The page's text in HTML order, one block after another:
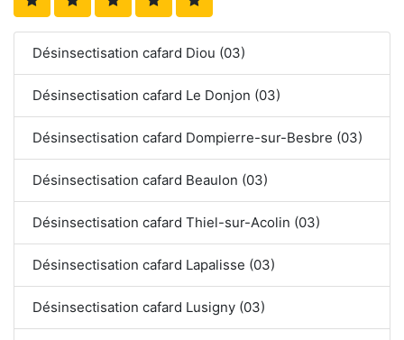
Désinsectisation cafard Diou (03)
Désinsectisation cafard Le Donjon (03)
Désinsectisation cafard Dompierre-sur-Besbre (03)
Désinsectisation cafard Beaulon (03)
Désinsectisation cafard Thiel-sur-Acolin (03)
Désinsectisation cafard Lapalisse (03)
Désinsectisation cafard Lusigny (03)